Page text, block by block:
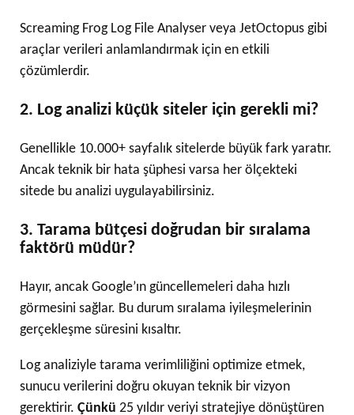
Screaming Frog Log File Analyser veya JetOctopus gibi
araçlar verileri anlamlandırmak için en etkili
çözümlerdir.
2. Log analizi küçük siteler için gerekli mi?
Genellikle 10.000+ sayfalık sitelerde büyük fark yaratır.
Ancak teknik bir hata şüphesi varsa her ölçekteki
sitede bu analizi uygulayabilirsiniz.
3. Tarama bütçesi doğrudan bir sıralama
faktörü müdür?
Hayır, ancak Google’ın güncellemeleri daha hızlı
görmesini sağlar. Bu durum sıralama iyileşmelerinin
gerçekleşme süresini kısaltır.
Log analiziyle tarama verimliliğini optimize etmek,
sunucu verilerini doğru okuyan teknik bir vizyon
gerektirir. Çünkü 25 yıldır veriyi stratejiye dönüştüren